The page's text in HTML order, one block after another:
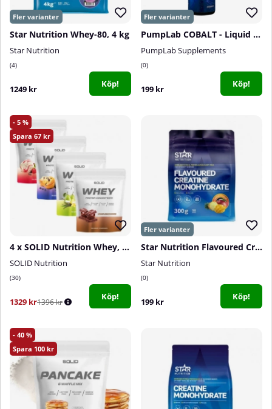
Star Nutrition Whey-80, 4 kg
Star Nutrition
4
1249 kr Köp!
PumpLab COBALT - Liquid Glycerol, 500 ml
PumpLab Supplements
0
199 kr Köp!
5
67
4 x SOLID Nutrition Whey, 750 g
SOLID Nutrition
30
1329 kr1396 kr
Köp!
Star Nutrition Flavoured Creatine Monohydrate, 300 g
Star Nutrition
0
199 kr Köp!
40
100